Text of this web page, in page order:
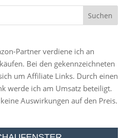
Partner verdiene ich an
Bei den gekennzeichneten
um Affiliate Links. Durch einen
werde ich am Umsatz beteiligt.
Auswirkungen auf den Preis.